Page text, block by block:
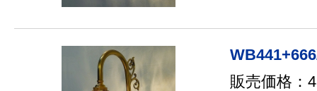
販売価格：